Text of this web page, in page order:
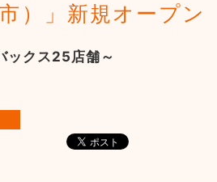
）」新規オープン
クス25店舗～